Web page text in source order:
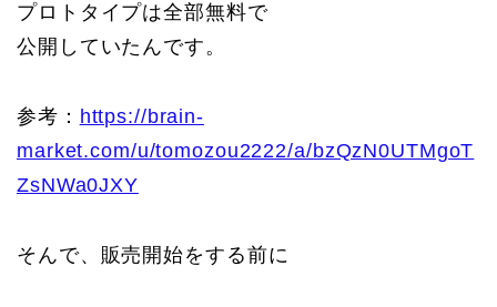
プロトタイプは全部無料で
公開していたんです。
参考： https://brain-
market.com/u/tomozou2222/a/bzQzN0UTMgoT
ZsNWa0JXY
そんで、販売開始をする前に